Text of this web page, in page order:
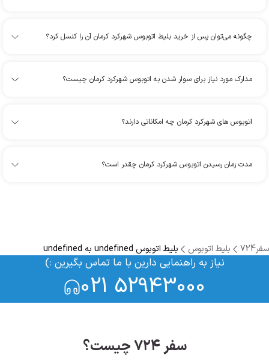
چگونه می‌توان پس از خرید بلیط اتوبوس شهرکرد کرمان آن را کنسل کرد؟
مدارک مورد نیاز برای سوار شدن به اتوبوس شهرکرد کرمان چیست؟
اتوبوس های شهرکرد کرمان چه امکاناتی دارند؟
مدت زمان رسیدن اتوبوس شهرکرد کرمان چقدر است؟
سفر724 بلیط اتوبوس بلیط اتوبوس undefined به undefined
نیاز به راهنمایی دارین با ما تماس بگیرین :)
021 52943000
سفر ۷۲۴ چیست؟